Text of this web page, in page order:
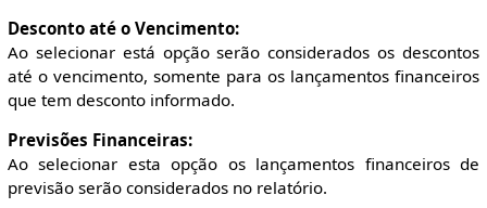
Desconto até o Vencimento:
Ao selecionar está opção serão considerados os descontos
até o vencimento, somente para os lançamentos financeiros
que tem desconto informado.
Previsões Financeiras:
Ao selecionar esta opção os lançamentos financeiros de
previsão serão considerados no relatório.